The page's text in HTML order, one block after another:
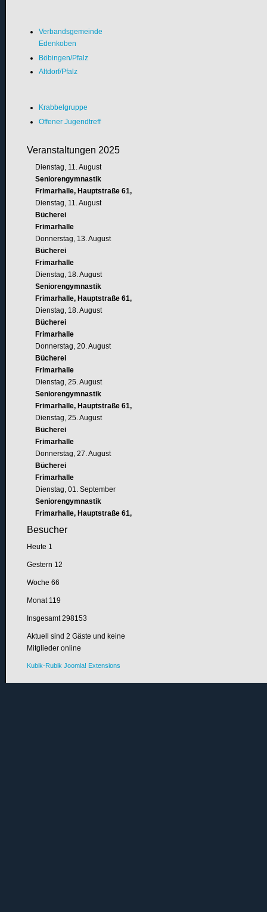
Verbandsgemeinde
Edenkoben
Böbingen/Pfalz
Altdorf/Pfalz
Krabbelgruppe
Offener Jugendtreff
Veranstaltungen 2025
Dienstag, 11. August
Seniorengymnastik
Frimarhalle, Hauptstraße 61,
Dienstag, 11. August
Bücherei
Frimarhalle
Donnerstag, 13. August
Bücherei
Frimarhalle
Dienstag, 18. August
Seniorengymnastik
Frimarhalle, Hauptstraße 61,
Dienstag, 18. August
Bücherei
Frimarhalle
Donnerstag, 20. August
Bücherei
Frimarhalle
Dienstag, 25. August
Seniorengymnastik
Frimarhalle, Hauptstraße 61,
Dienstag, 25. August
Bücherei
Frimarhalle
Donnerstag, 27. August
Bücherei
Frimarhalle
Dienstag, 01. September
Seniorengymnastik
Frimarhalle, Hauptstraße 61,
Besucher
Heute 1
Gestern 12
Woche66
Monat 119
Insgesamt298153
Aktuell sind 2 Gäste und keine
Mitglieder online
Kubik-Rubik Joomla! Extensions